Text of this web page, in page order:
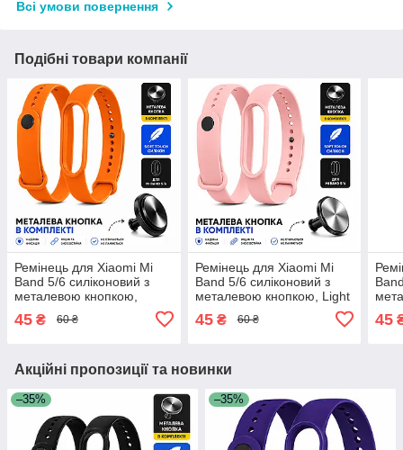
Всі умови повернення
Подібні товари компанії
Ремінець для Xiaomi Mi
Band 5/6 силіконовий з
металевою кнопкою,
45 ₴ 60 ₴
Ремінець для Xiaomi Mi
Band 5/6 силіконовий з
металевою кнопкою, Light
45₴ 60 ₴ 45
Акційні пропозиції та новинки
–35% –35%